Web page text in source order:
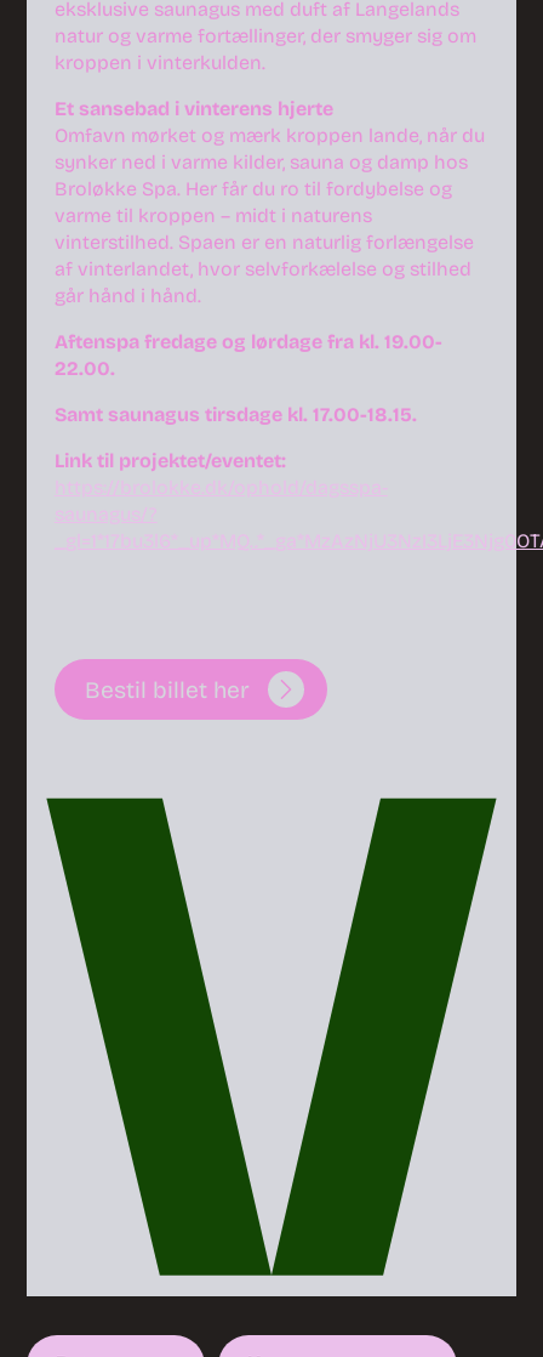
eksklusive saunagus med duft af Langelands
natur og varme fortællinger, der smyger sig om
kroppen i vinterkulden.
Et sansebad i vinterens hjerte
Omfavn mørket og mærk kroppen lande, når du
synker ned i varme kilder, sauna og damp hos
Broløkke Spa. Her får du ro til fordybelse og
varme til kroppen – midt i naturens
vinterstilhed. Spaen er en naturlig forlængelse
af vinterlandet, hvor selvforkælelse og stilhed
går hånd i hånd.
Aftenspa fredage og lørdage fra kl. 19.00-
22.00.
Samt saunagus tirsdage kl. 17.00-18.15.
Link til projektet/eventet:
Bestil billet her